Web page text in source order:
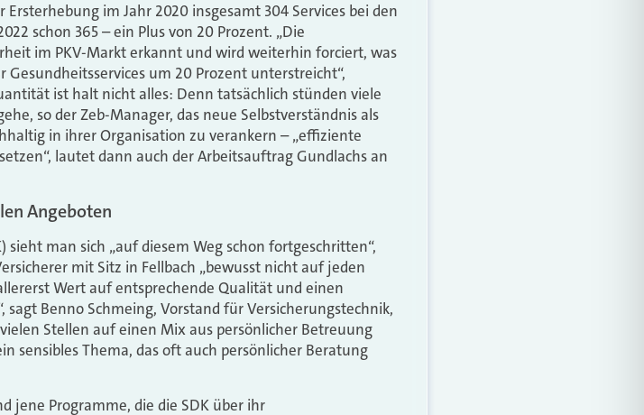
im Jahr 2020 insgesamt 304 Services bei den
schon 365 – ein Plus von 20 Prozent. „Die
im PKV-­Markt erkannt und wird weiterhin forciert, was
um 20 Prozent unterstreicht“,
ist halt nicht alles: Denn tatsächlich stünden viele
so der Zeb­-Manager, das neue Selbstverständnis als
in ihrer Organisation zu verankern – „effiziente
lautet dann auch der Arbeitsauftrag Gundlachs an
Angeboten
sieht man sich „auf diesem Weg schon fortgeschritten“,
mit Sitz in Fellbach „bewusst nicht auf jeden
Wert auf entsprechende Qualität und einen
Benno Schmeing, Vorstand für Versicherungstechnik,
Stellen auf einen Mix aus persönlicher Betreuung
sensibles Thema, das oft auch persönlicher Beratung
jene Programme, die die SDK über ihr